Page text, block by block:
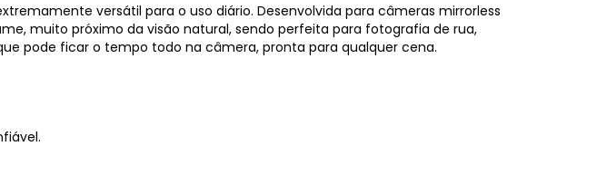
versátil para o uso diário. Desenvolvida para câmeras mirrorless
muito próximo da visão natural, sendo perfeita para fotografia de rua,
pode ficar o tempo todo na câmera, pronta para qualquer cena.